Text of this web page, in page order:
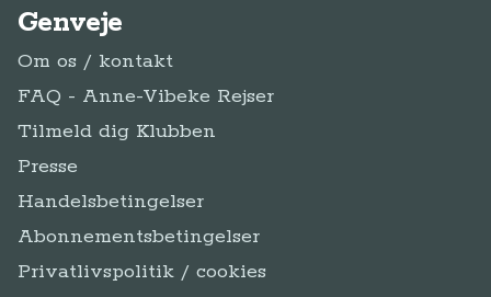
Genveje
Om os / kontakt
FAQ - Anne-Vibeke Rejser
Tilmeld dig Klubben
Presse
Handelsbetingelser
Abonnementsbetingelser
Privatlivspolitik / cookies